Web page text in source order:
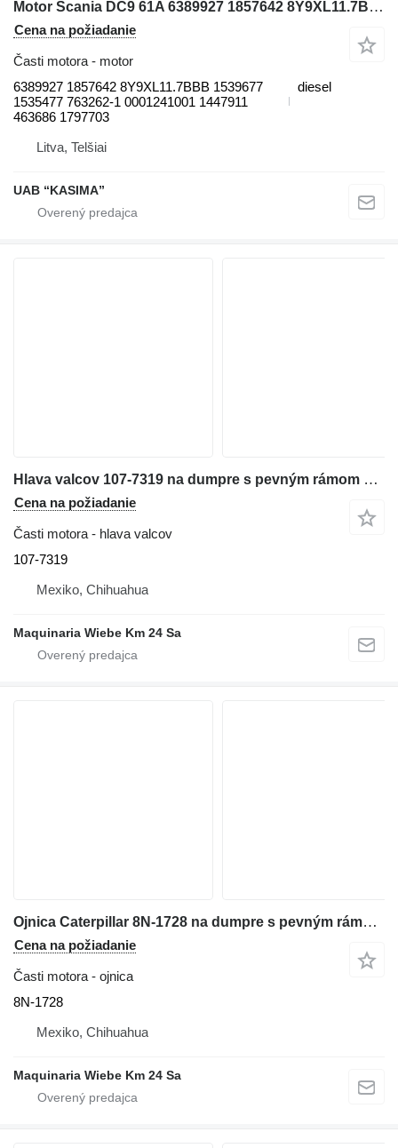
Motor Scania DC9 61A 6389927 1857642 8Y9XL11.7BBB 1539677 1535477 763262-1 0001241001 1447911 463686 1797703 na kĺbového dumpra Moxy MT31
Cena na požiadanie
Časti motora - motor
6389927 1857642 8Y9XL11.7BBB 1539677
1535477 763262-1 0001241001 1447911
463686 1797703
diesel
Litva, Telšiai
UAB “KASIMA”
Hlava valcov 107-7319 na dumpre s pevným rámom Caterpillar 771D
Cena na požiadanie
Časti motora - hlava valcov
107-7319
Mexiko, Chihuahua
Maquinaria Wiebe Km 24 Sa
Ojnica Caterpillar 8N-1728 na dumpre s pevným rámom Caterpillar 771D
Cena na požiadanie
Časti motora - ojnica
8N-1728
Mexiko, Chihuahua
Maquinaria Wiebe Km 24 Sa